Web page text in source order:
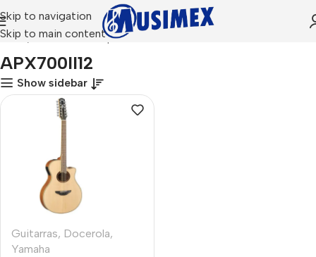
Skip to navigation
Skip to main content
Inicio Productos etiquetados “APX700II12”
APX700II12
Show sidebar
Guitarras, Docerola,
Yamaha